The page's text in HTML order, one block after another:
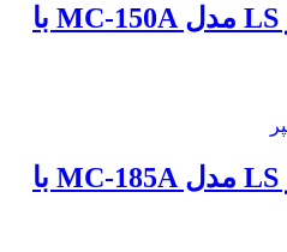
کنتاکتور 150 آمپر LS مدل MC-150A با
کنتاکتور 185 آمپر LS مدل MC-185A با